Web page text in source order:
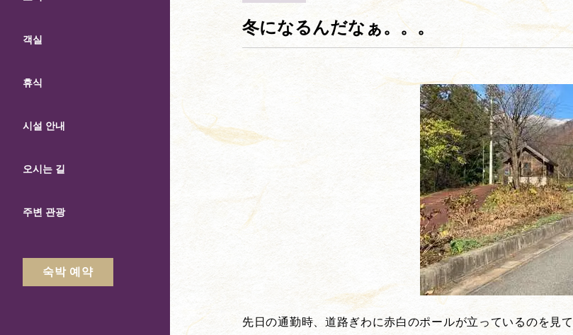
객실
휴식
시설 안내
오시는 길
주변 관광
숙박 예약
冬になるんだなぁ。。。
先日の通勤時、道路ぎわに赤白のポールが立っているのを見て